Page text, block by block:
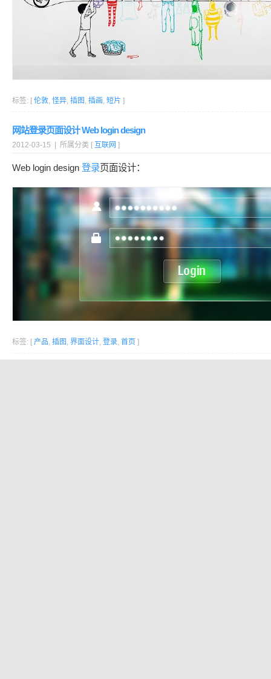
标签: [ 伦敦, 怪异, 插图 , 插画, 短片 ]
网站登录页面设计 Web login design
2012-03-15 | 所属分类 [ 互联网 ]
Web login design 登录页面设计：
标签: [ 产品, 插图 , 界面设计, 登录, 首页 ]